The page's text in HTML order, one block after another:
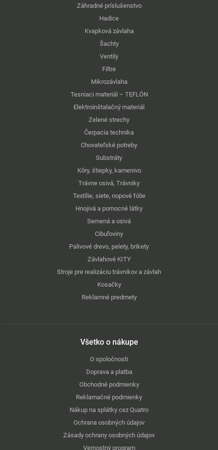
Záhradné príslušenstvo
Hadice
Kvapková závlaha
Šachty
Ventily
Filtre
Mikrozávlaha
Tesniaci materiál – TEFLÓN
Elektroinštalačný materiál
Zelené strechy
Čerpacia technika
Chovateľské potreby
Substráty
Kôry, štiepky, kamenivo
Trávne osivá, Trávniky
Textílie, siete, nopové fólie
Hnojivá a pomocné látky
Semená a osivá
Cibuľoviny
Palivové drevo, pelety, brikety
Závlahové KITY
Stroje pre realizáciu trávnikov a závlah
Kosačky
Reklamné predmety
Všetko o nákupe
O spoločnosti
Doprava a platba
Obchodné podmienky
Reklamačné podmienky
Nákup na splátky cez Quatro
Ochrana osobných údajov
Zásady ochrany osobných údajov
Vernostný program